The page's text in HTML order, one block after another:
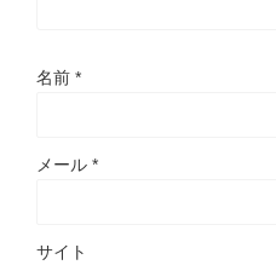
名前 *
メール *
サイト